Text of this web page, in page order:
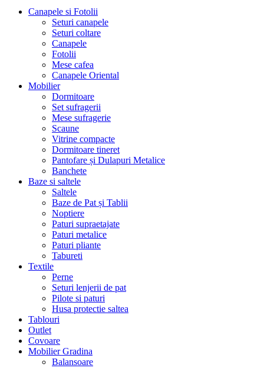
Canapele si Fotolii
Seturi canapele
Seturi coltare
Canapele
Fotolii
Mese cafea
Canapele Oriental
Mobilier
Dormitoare
Set sufragerii
Mese sufragerie
Scaune
Vitrine compacte
Dormitoare tineret
Pantofare și Dulapuri Metalice
Banchete
Baze si saltele
Saltele
Baze de Pat și Tablii
Noptiere
Paturi supraetajate
Paturi metalice
Paturi pliante
Tabureti
Textile
Perne
Seturi lenjerii de pat
Pilote si paturi
Husa protectie saltea
Tablouri
Outlet
Covoare
Mobilier Gradina
Balansoare